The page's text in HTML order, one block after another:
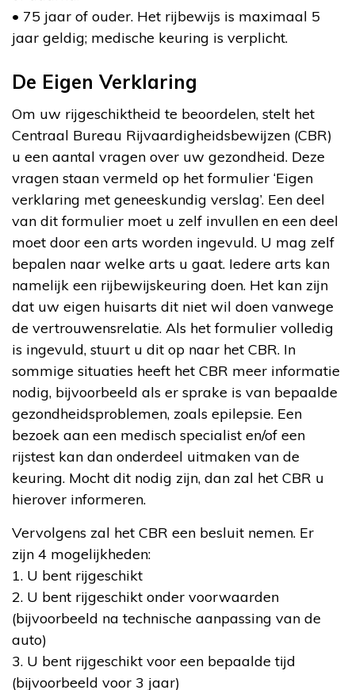
• 75 jaar of ouder. Het rijbewijs is maximaal 5
jaar geldig; medische keuring is verplicht.
De Eigen Verklaring
Om uw rijgeschiktheid te beoordelen, stelt het
Centraal Bureau Rijvaardigheidsbewijzen (CBR)
u een aantal vragen over uw gezondheid. Deze
vragen staan vermeld op het formulier ‘Eigen
verklaring met geneeskundig verslag’. Een deel
van dit formulier moet u zelf invullen en een deel
moet door een arts worden ingevuld. U mag zelf
bepalen naar welke arts u gaat. Iedere arts kan
namelijk een rijbewijskeuring doen. Het kan zijn
dat uw eigen huisarts dit niet wil doen vanwege
de vertrouwensrelatie. Als het formulier volledig
is ingevuld, stuurt u dit op naar het CBR. In
sommige situaties heeft het CBR meer informatie
nodig, bijvoorbeeld als er sprake is van bepaalde
gezondheidsproblemen, zoals epilepsie. Een
bezoek aan een medisch specialist en/of een
rijstest kan dan onderdeel uitmaken van de
keuring. Mocht dit nodig zijn, dan zal het CBR u
hierover informeren.
Vervolgens zal het CBR een besluit nemen. Er
zijn 4 mogelijkheden:
1. U bent rijgeschikt
2. U bent rijgeschikt onder voorwaarden
(bijvoorbeeld na technische aanpassing van de
auto)
3. U bent rijgeschikt voor een bepaalde tijd
(bijvoorbeeld voor 3 jaar)